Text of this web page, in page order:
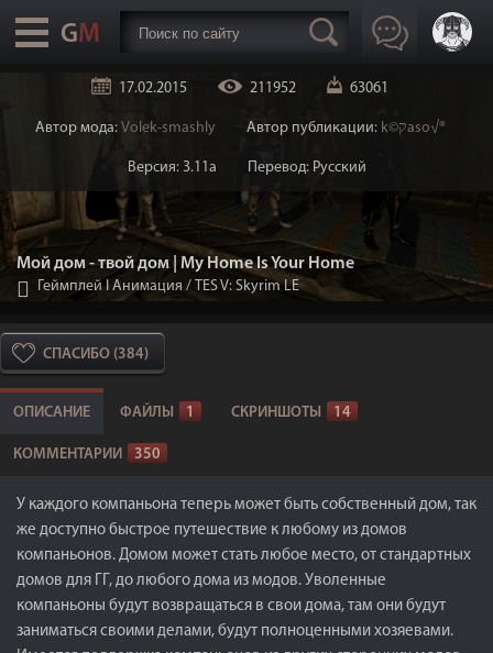
17.02.2015 211952 63061
Автор мода: Volek-smashly Автор публикации: k©קaso√®
Версия: 3.11а Перевод: Русский
Мой дом - твой дом | My Home Is Your Home
Геймплей I Анимация / TES V: Skyrim LE
СПАСИБО (384)
ОПИСАНИЕ ФАЙЛЫ 1 СКРИНШОТЫ 14
КОММЕНТАРИИ 350
У каждого компаньона теперь может быть собственный дом, так
же доступно быстрое путешествие к любому из домов
компаньонов. Домом может стать любое место, от стандартных
домов для ГГ, до любого дома из модов. Уволенные
компаньоны будут возвращаться в свои дома, там они будут
заниматься своими делами, будут полноценными хозяевами.